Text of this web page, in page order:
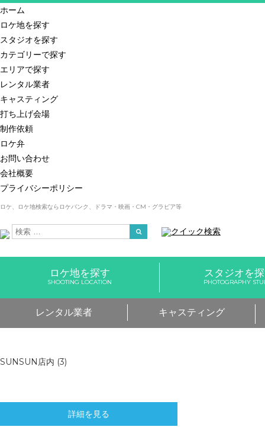
ホーム
ロケ地を探す
スタジオを探す
カテゴリーで探す
エリアで探す
レンタル業者
キャスティング
打ち上げ会場
制作依頼
ロケ弁
お問い合わせ
会社概要
プライバシーポリシー
ロケ、ロケ地検索ならロケバンク、ドラマ・映画・CM・グラビア等
クイック検索
ロケ地を探す
SHOOTING LOCATION
スタジオを
PHOTOGRAPHY
レンタル業者 キャスティング
SUNSUN店内 (3)
詳細を見る